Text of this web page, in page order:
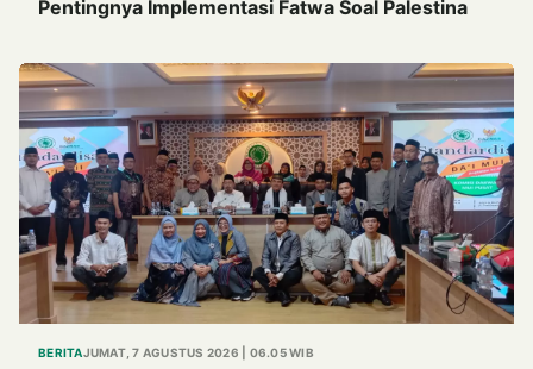
Pentingnya Implementasi Fatwa Soal Palestina
BERITAJUMAT, 7 AGUSTUS 2026 | 06.05 WIB